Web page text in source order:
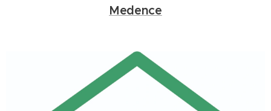
Medence